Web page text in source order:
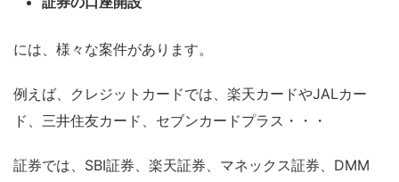
には、様々な案件があります。
例えば、クレジットカードでは、楽天カードやJALカー
ド、三井住友カード、セブンカードプラス・・・
証券では、SBI証券、楽天証券、マネックス証券、DMM